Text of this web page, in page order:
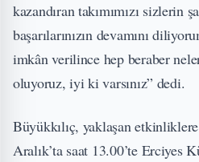
kazandıran takımımızı sizlerin
başarılarınızın devamını
imkân verilince hep beraber
oluyoruz, iyi ki varsınız” dedi.
Büyükkılıç, yaklaşan
Aralık’ta saat 13.00’te Erciyes